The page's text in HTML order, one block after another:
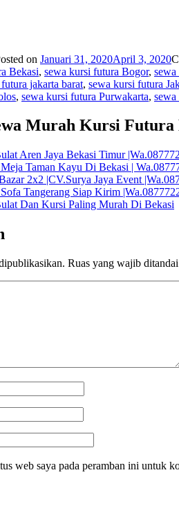
on Januari 31, 2020April 3, 2020
Bekasi, sewa kursi futura Bogor,
jakarta barat, sewa kursi futura
, sewa kursi futura Purwakarta,
Murah Kursi
Aren Jaya Bekasi Timur
Taman Kayu Di Bekasi |
2x2 |CV.Surya Jaya Event
Tangerang Siap Kirim
Dan Kursi Paling Murah Di Bekasi
Ruas yang wajib ditandai
web saya pada peramban ini untuk